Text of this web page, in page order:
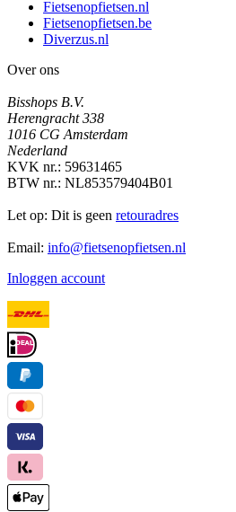
Fietsenopfietsen.nl
Fietsenopfietsen.be
Diverzus.nl
Over ons
Bisshops B.V.
Herengracht 338
1016 CG Amsterdam
Nederland
KVK nr.: 59631465
BTW nr.: NL853579404B01
Let op: Dit is geen retouradres
Email: info@fietsenopfietsen.nl
Inloggen account